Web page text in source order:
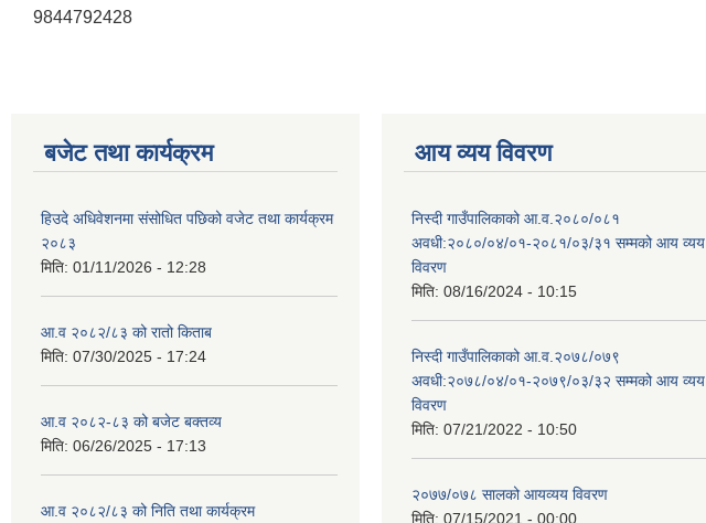
9844792428
बजेट तथा कार्यक्रम
हिउदे अधिवेशनमा संसोधित पछिको वजेट तथा कार्यक्रम
२०८३
मिति: 01/11/2026 - 12:28
आ.व २०८२/८३ को रातो किताब
मिति: 07/30/2025 - 17:24
आ.व २०८२-८३ को बजेट बक्तव्य
मिति: 06/26/2025 - 17:13
आ.व २०८२/८३ को निति तथा कार्यक्रम
आय व्यय विवरण
निस्दी गाउँपालिकाको आ.व.२०८०/०८१
अवधी:२०८०/०४/०१-२०८१/०३/३१ सम्मको आय व्यय
विवरण
मिति: 08/16/2024 - 10:15
निस्दी गाउँपालिकाको आ.व.२०७८/०७९
अवधी:२०७८/०४/०१-२०७९/०३/३२ सम्मको आय व्यय
विवरण
मिति: 07/21/2022 - 10:50
२०७७/०७८ सालको आयव्यय विवरण
मिति: 07/15/2021 - 00:00